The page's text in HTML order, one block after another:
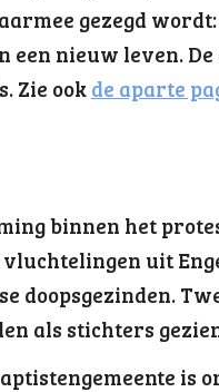
gezegd
een nieuw leven.
Zie ook de aparte
binnen het
uit
doopsgezinden.
als stichters
is